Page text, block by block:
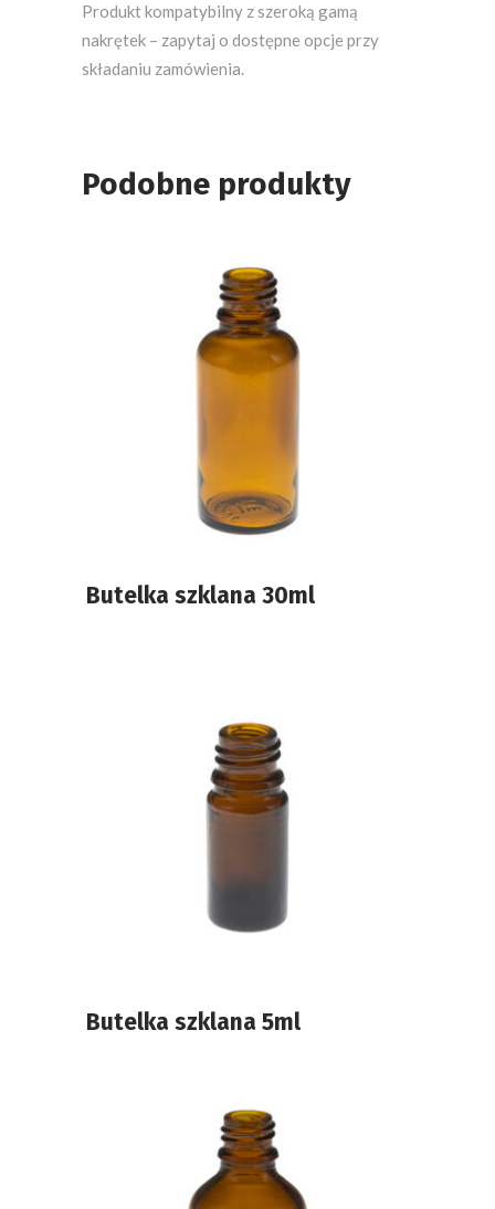
Produkt kompatybilny z szeroką gamą
nakrętek – zapytaj o dostępne opcje przy
składaniu zamówienia.
Podobne produkty
Butelka szklana 30ml
Butelka szklana 5ml